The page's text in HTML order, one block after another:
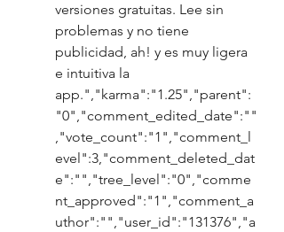
versiones gratuitas. Lee sin
problemas y no tiene
publicidad, ah! y es muy ligera
e intuitiva la
app.","karma":"1.25","parent":
"0","comment_edited_date":""
,"vote_count":"1","comment_l
evel":3,"comment_deleted_dat
e":"","tree_level":"0","comme
nt_approved":"1","comment_a
uthor":"","user_id":"131376","a